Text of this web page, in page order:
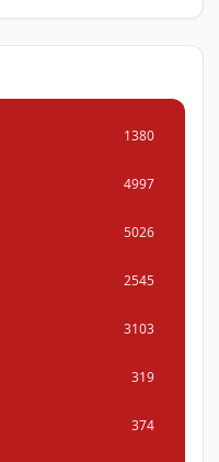
1380
4997
5026
2545
3103
319
374